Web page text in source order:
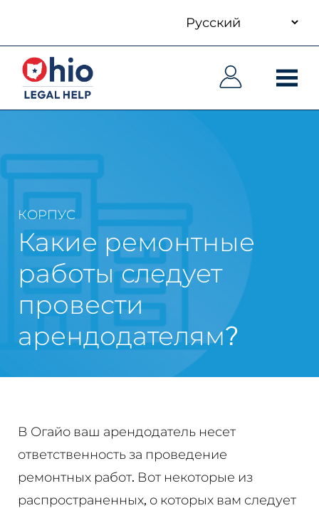
main
content
language
Основная
навигация
Основная
навигация
КОРПУС
Какие ремонтные
работы следует
провести
арендодателям?
В Огайо ваш арендодатель несет
ответственность за проведение
ремонтных работ. Вот некоторые из
распространенных, о которых вам следует